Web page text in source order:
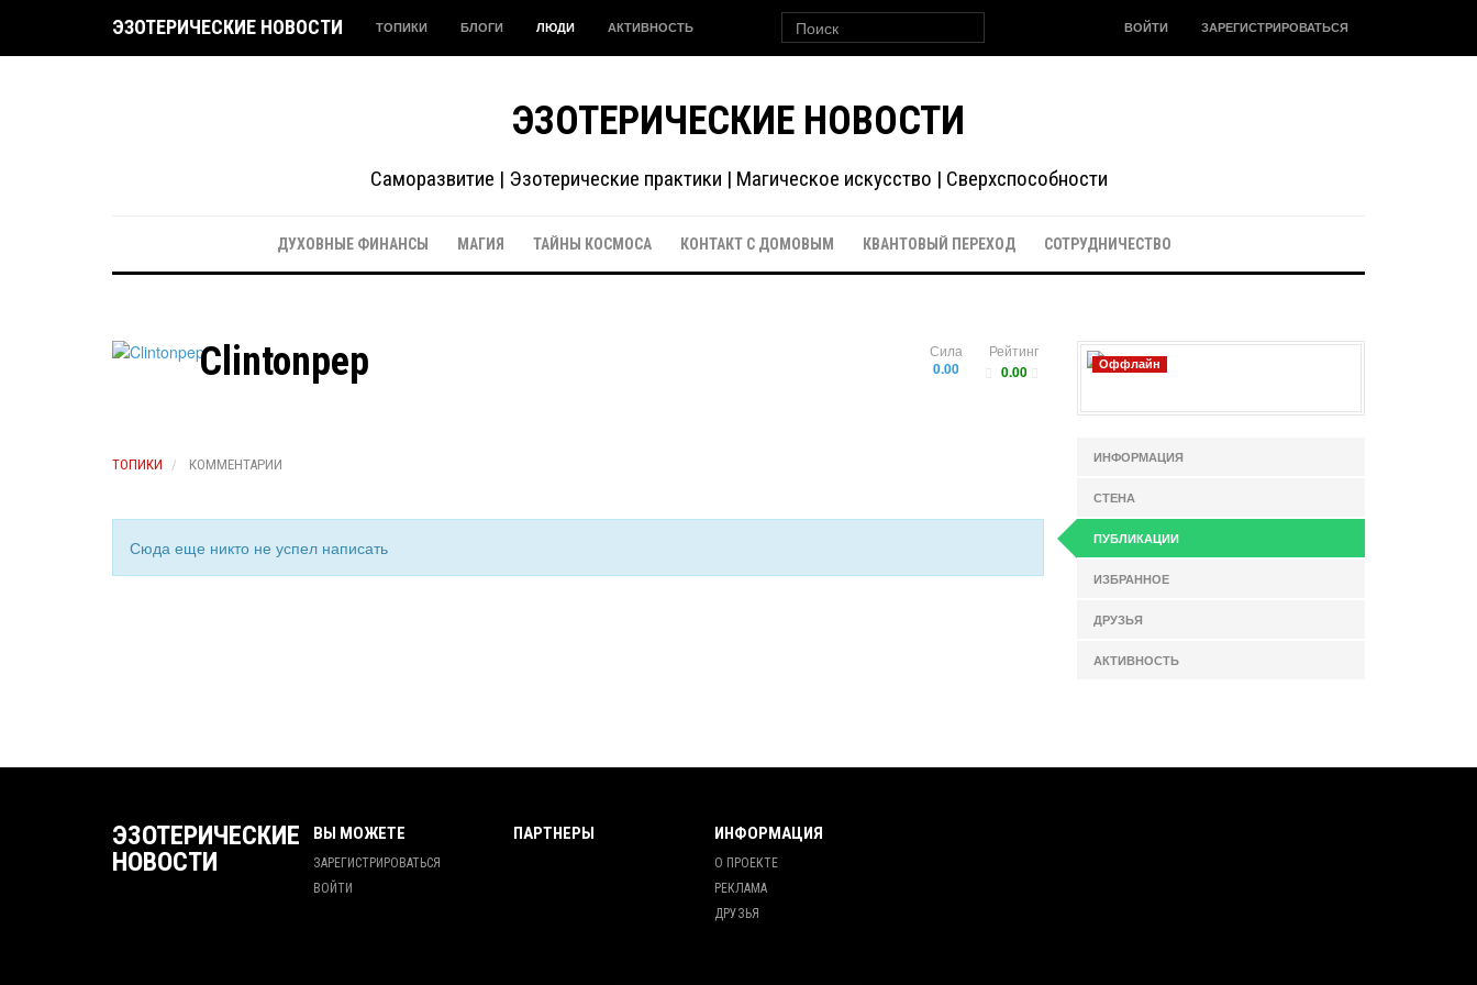
ЭЗОТЕРИЧЕСКИЕ НОВОСТИ ТОПИКИ БЛОГИ ЛЮДИ АКТИВНОСТЬ ВОЙТИ ЗАРЕГИСТРИРОВАТЬСЯ
ЭЗОТЕРИЧЕСКИЕ НОВОСТИ
Саморазвитие | Эзотерические практики | Магическое искусство | Сверхспособности
ДУХОВНЫЕ ФИНАНСЫ МАГИЯ ТАЙНЫ КОСМОСА КОНТАКТ С ДОМОВЫМ КВАНТОВЫЙ ПЕРЕХОД СОТРУДНИЧЕСТВО
Рейтинг
0.00
Сила
0.00
Clintonpep
ТОПИКИ КОММЕНТАРИИ
Сюда еще никто не успел написать
Оффлайн
ИНФОРМАЦИЯ
СТЕНА
ПУБЛИКАЦИИ
ИЗБРАННОЕ
ДРУЗЬЯ
АКТИВНОСТЬ
ЭЗОТЕРИЧЕСКИЕ
НОВОСТИ
ВЫ МОЖЕТЕ
ЗАРЕГИСТРИРОВАТЬСЯ
ВОЙТИ
ПАРТНЕРЫ ИНФОРМАЦИЯ
О ПРОЕКТЕ
РЕКЛАМА
ДРУЗЬЯ